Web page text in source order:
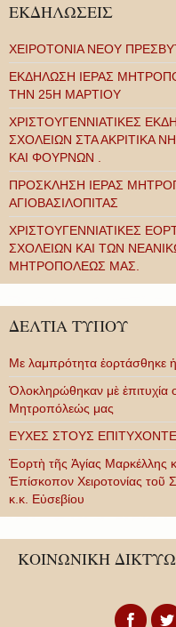
ΕΚΔΗΛΩΣΕΙΣ
ΧΕΙΡΟΤΟΝΙΑ ΝΕΟΥ
ΕΚΔΗΛΩΣΗ ΙΕΡΑΣ
ΤΗΝ 25Η ΜΑΡΤΙΟΥ
ΧΡΙΣΤΟΥΓΕΝΝΙΑΤΙΚΕΣ
ΣΧΟΛΕΙΩΝ ΣΤΑ ΑΚΡΙΤΙΚΑ
ΚΑΙ ΦΟΥΡΝΩΝ .
ΠΡΟΣΚΛΗΣΗ ΙΕΡΑΣ
ΑΓΙΟΒΑΣΙΛΟΠΙΤΑΣ
ΧΡΙΣΤΟΥΓΕΝΝΙΑΤΙΚΕΣ
ΣΧΟΛΕΙΩΝ ΚΑΙ ΤΩΝ
ΜΗΤΡΟΠΟΛΕΩΣ ΜΑΣ.
ΔΕΛΤΙΑ ΤΥΠΟΥ
Με λαμπρότητα ἑορτάσθηκε
Ὁλοκληρώθηκαν μὲ ἐπιτυχία
Μητροπόλεώς μας
ΕΥΧΕΣ ΣΤΟΥΣ
Ἑορτὴ τῆς Ἁγίας Μαρκέλλης
Ἐπίσκοπον Χειροτονίας τοῦ
κ.κ. Εὐσεβίου
ΚΟΙΝΩΝΙΚΗ